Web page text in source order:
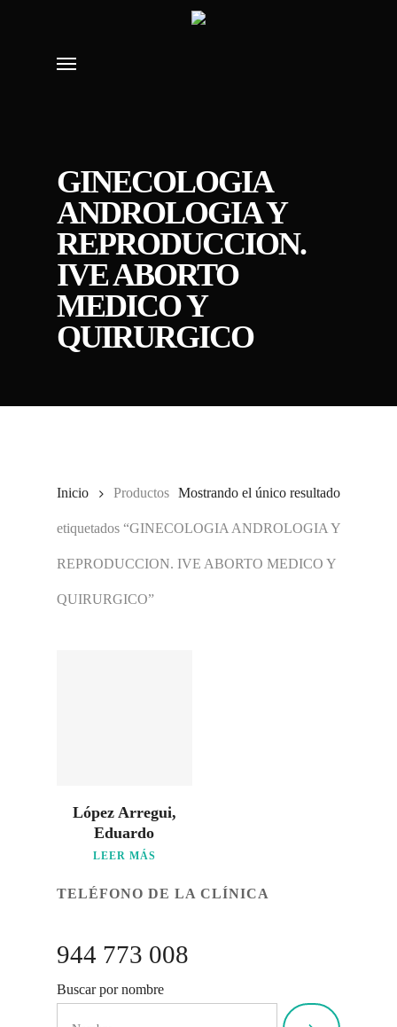
Menu
GINECOLOGIA
ANDROLOGIA Y
REPRODUCCION.
IVE ABORTO
MEDICO Y
QUIRURGICO
Mostrando el único resultado
Inicio Productos
etiquetados “GINECOLOGIA ANDROLOGIA Y
REPRODUCCION. IVE ABORTO MEDICO Y
QUIRURGICO”
López Arregui,
Eduardo
LEER MÁS
TELÉFONO DE LA CLÍNICA
944 773 008
Buscar por nombre